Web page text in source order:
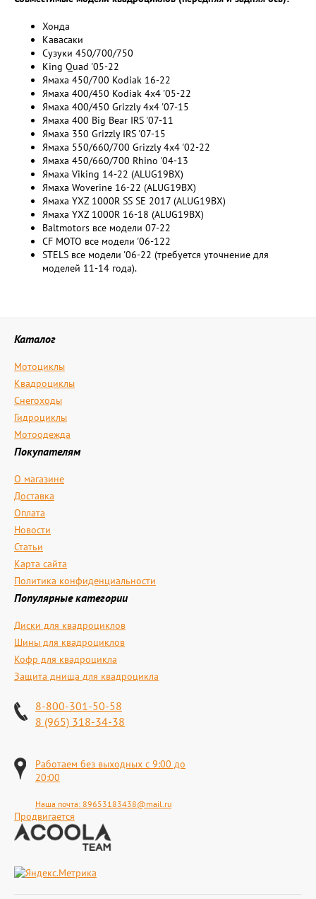
Хонда
Кавасаки
Сузуки 450/700/750
King Quad '05-22
Ямаха 450/700 Kodiak 16-22
Ямаха 400/450 Kodiak 4x4 '05-22
Ямаха 400/450 Grizzly 4x4 '07-15
Ямаха 400 Big Bear IRS '07-11
Ямаха 350 Grizzly IRS '07-15
Ямаха 550/660/700 Grizzly 4x4 '02-22
Ямаха 450/660/700 Rhino '04-13
Ямаха Viking 14-22 (ALUG19BX)
Ямаха Woverine 16-22 (ALUG19BX)
Ямаха YXZ 1000R SS SE 2017 (ALUG19BX)
Ямаха YXZ 1000R 16-18 (ALUG19BX)
Baltmotors все модели 07-22
CF MOTO все модели '06-122
STELS все модели '06-22 (требуется уточнение для
моделей 11-14 года).
Каталог
Мотоциклы
Квадроциклы
Снегоходы
Гидроциклы
Мотоодежда
Покупателям
О магазине
Доставка
Оплата
Новости
Статьи
Карта сайта
Политика конфиденциальности
Популярные категории
Диски для квадроциклов
Шины для квадроциклов
Кофр для квадроцикла
Защита днища для квадроцикла
8-800-301-50-58
8 (965) 318-34-38
Работаем без выходных с 9:00 до
20:00
Наша почта: 89653183438@mail.ru
Продвигается